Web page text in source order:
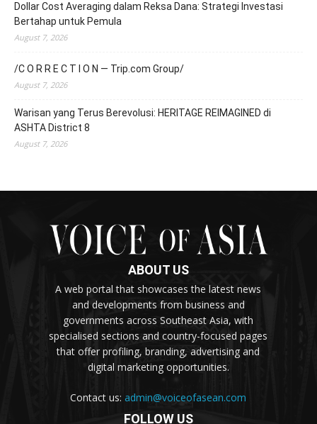
Dollar Cost Averaging dalam Reksa Dana: Strategi Investasi
Bertahap untuk Pemula
August 7, 2026
/C O R R E C T I O N — Trip.com Group/
August 7, 2026
Warisan yang Terus Berevolusi: HERITAGE REIMAGINED di
ASHTA District 8
August 7, 2026
ABOUT US
A web portal that showcases the latest news
and developments from business and
governments across Southeast Asia, with
specialised sections and country-focused pages
that offer profiling, branding, advertising and
digital marketing opportunities.
Contact us:admin@voiceofasean.com
FOLLOW US